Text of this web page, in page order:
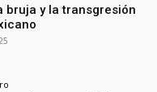
bruja y la transgresión